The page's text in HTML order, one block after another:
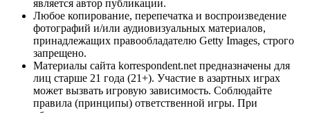
является автор публикации.
Любое копирование, перепечатка и воспроизведение
фотографий и/или аудиовизуальных материалов,
принадлежащих правообладателю Getty Images, строго
запрещено.
Материалы сайта korrespondent.net предназначены для
лиц старше 21 года (21+). Участие в азартных играх
может вызвать игровую зависимость. Соблюдайте
правила (принципы) ответственной игры. При